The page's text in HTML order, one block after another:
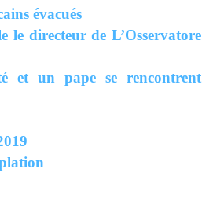
évacués
directeur de L’Osservatore
et un pape se rencontrent